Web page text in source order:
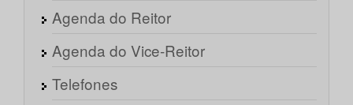
Agenda do Reitor
Agenda do Vice-Reitor
Telefones